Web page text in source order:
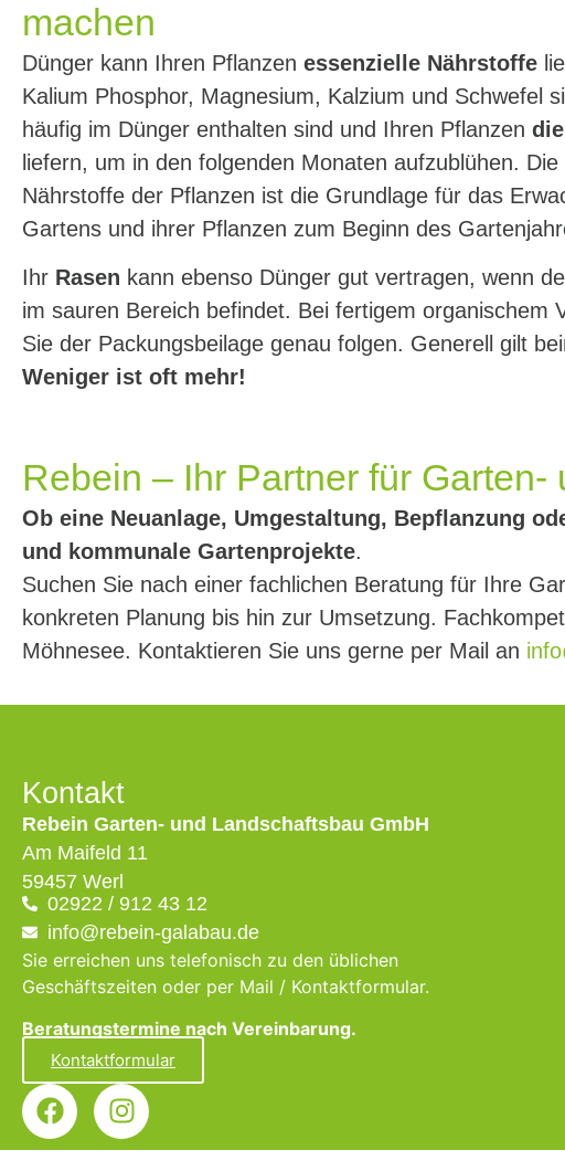
machen
Dünger kann Ihren Pflanzen essenzielle Nährstoffe
Kalium Phosphor, Magnesium, Kalzium und Schwefel
häufig im Dünger enthalten sind und Ihren Pflanzen
liefern, um in den folgenden Monaten aufzublühen.
Nährstoffe der Pflanzen ist die Grundlage für das
Gartens und ihrer Pflanzen zum Beginn des
Ihr Rasen kann ebenso Dünger gut vertragen, wenn
im sauren Bereich befindet. Bei fertigem organischem
Sie der Packungsbeilage genau folgen. Generell gilt
Weniger ist oft mehr!
Rebein – Ihr Partner für Garten-
Ob eine Neuanlage, Umgestaltung, Bepflanzung
und kommunale Gartenprojekte.
Suchen Sie nach einer fachlichen Beratung für Ihre
konkreten Planung bis hin zur Umsetzung.
Möhnesee. Kontaktieren Sie uns gerne per Mail an
Kontakt
Rebein Garten- und Landschaftsbau GmbH
Am Maifeld 11
59457 Werl
02922 / 912 43 12
info@rebein-galabau.de
Sie erreichen uns telefonisch zu den üblichen
Geschäftszeiten oder per Mail / Kontaktformular.
Beratungstermine nach Vereinbarung.
Kontaktformular